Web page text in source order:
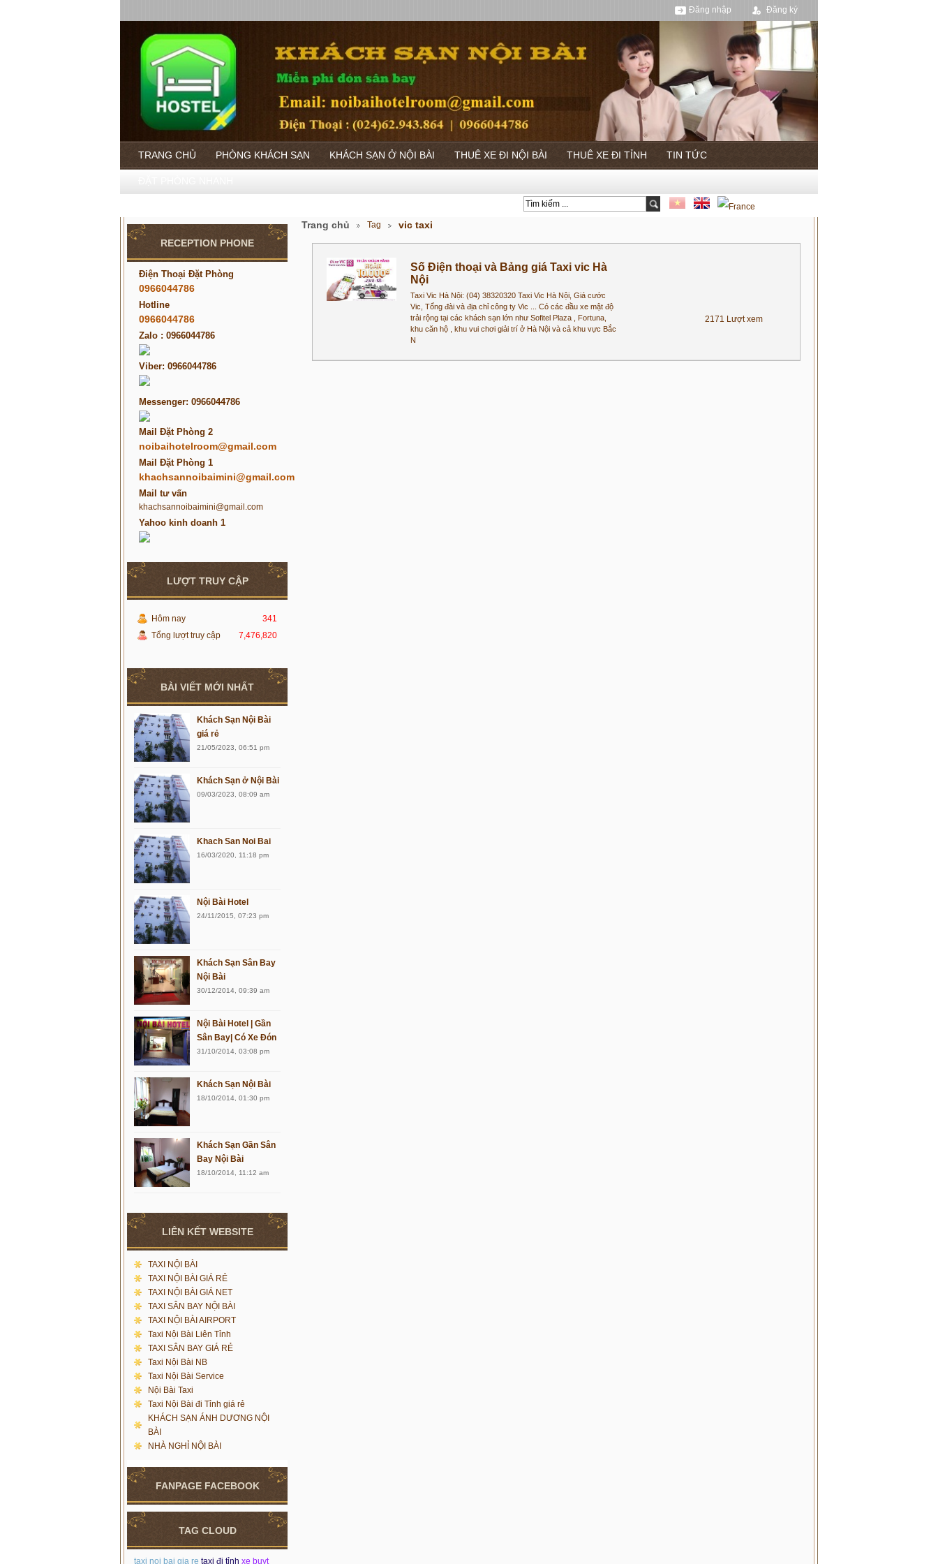
Đăng nhập Đăng ký
TRANG CHỦ PHÒNG KHÁCH SẠN KHÁCH SẠN Ở NỘI BÀI THUÊ XE ĐI NỘI BÀI THUÊ XE ĐI TỈNH TIN TỨC
RECEPTION PHONE
Điện Thoại Đặt Phòng
0966044786
Hotline
0966044786
Zalo : 0966044786
Viber: 0966044786
Messenger: 0966044786
Mail Đặt Phòng 2
noibaihotelroom@gmail.com
Mail Đặt Phòng 1
khachsannoibaimini@gmail.com
Mail tư vấn
khachsannoibaimini@gmail.com
Yahoo kinh doanh 1
LƯỢT TRUY CẬP
Hôm nay
341
Tổng lượt truy cập
7,476,820
BÀI VIẾT MỚI NHẤT
Khách Sạn Nội Bài
giá rẻ
21/05/2023, 06:51 pm
Khách Sạn ở Nội Bài
09/03/2023, 08:09 am
Khach San Noi Bai
16/03/2020, 11:18 pm
Nội Bài Hotel
24/11/2015, 07:23 pm
Khách Sạn Sân Bay
Nội Bài
30/12/2014, 09:39 am
Nội Bài Hotel | Gần
Sân Bay| Có Xe Đón
31/10/2014, 03:08 pm
Khách Sạn Nội Bài
18/10/2014, 01:30 pm
Khách Sạn Gần Sân
Bay Nội Bài
18/10/2014, 11:12 am
LIÊN KẾT WEBSITE
TAXI NỘI BÀI
TAXI NỘI BÀI GIÁ RẺ
TAXI NỘI BÀI GIÁ NET
TAXI SÂN BAY NỘI BÀI
TAXI NỘI BÀI AIRPORT
Taxi Nội Bài Liên Tỉnh
TAXI SÂN BAY GIÁ RẺ
Taxi Nội Bài NB
Taxi Nội Bài Service
Nội Bài Taxi
Taxi Nội Bài đi Tỉnh giá rẻ
KHÁCH SẠN ÁNH DƯƠNG NỘI
BÀI
NHÀ NGHỈ NỘI BÀI
FANPAGE FACEBOOK
TAG CLOUD
taxi noi bai gia re taxi đi tỉnh xe buyt
Trang chủ Tag vic taxi
Số Điện thoại và Bảng giá Taxi vic Hà
Nội
Taxi Vic Hà Nội: (04) 38320320 Taxi Vic Hà Nội, Giá cước
Vic, Tổng đài và địa chỉ công ty Vic ... Có các đầu xe mật độ
trải rộng tại các khách sạn lớn như Sofitel Plaza , Fortuna,
khu căn hộ , khu vui chơi giải trí ở Hà Nội và cả khu vực Bắc
N
2171 Lượt xem